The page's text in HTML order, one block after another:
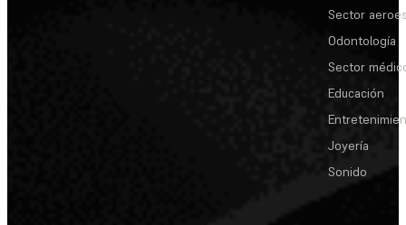
Sector
Odontología
Sector
Educación
Joyería
Sonido